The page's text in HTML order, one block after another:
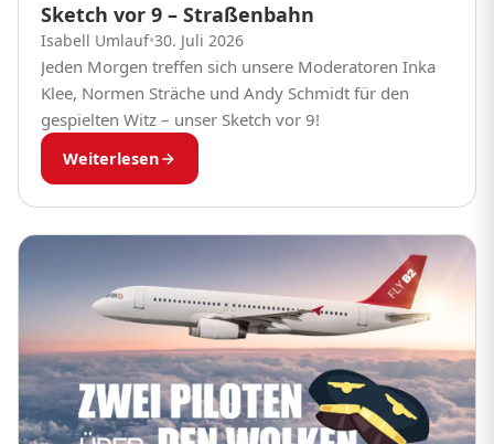
Sketch vor 9 – Straßenbahn
Isabell Umlauf•30. Juli 2026
Jeden Morgen treffen sich unsere Moderatoren Inka
Klee, Normen Sträche und Andy Schmidt für den
gespielten Witz – unser Sketch vor 9!
Weiterlesen